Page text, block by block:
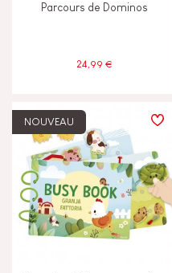
Parcours de Dominos
24,99 €
NOUVEAU